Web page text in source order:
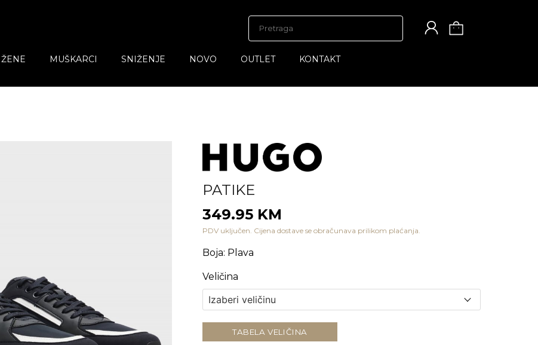
ŽENE MUŠKARCI SNIŽENJE NOVO OUTLET KONTAKT
PATIKE
349.95 KM
PDV uključen. Cijena dostave se obračunava prilikom plaćanja.
Boja: Plava
Veličina
TABELA VELIČINA